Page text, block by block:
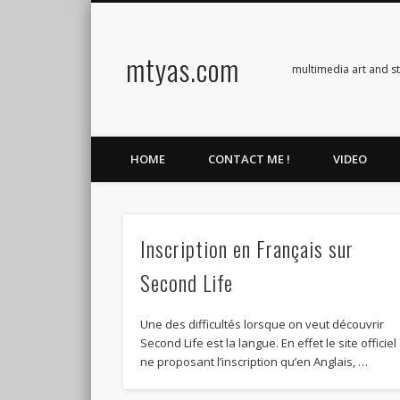
mtyas.com multimedia art and
Vimeo
HOME CONTACT ME ! VIDEO
Inscription en Français sur
Second Life
Une des difficultés lorsque on veut découvrir
Second Life est la langue. En effet le site officiel
ne proposant l’inscription qu’en Anglais, …